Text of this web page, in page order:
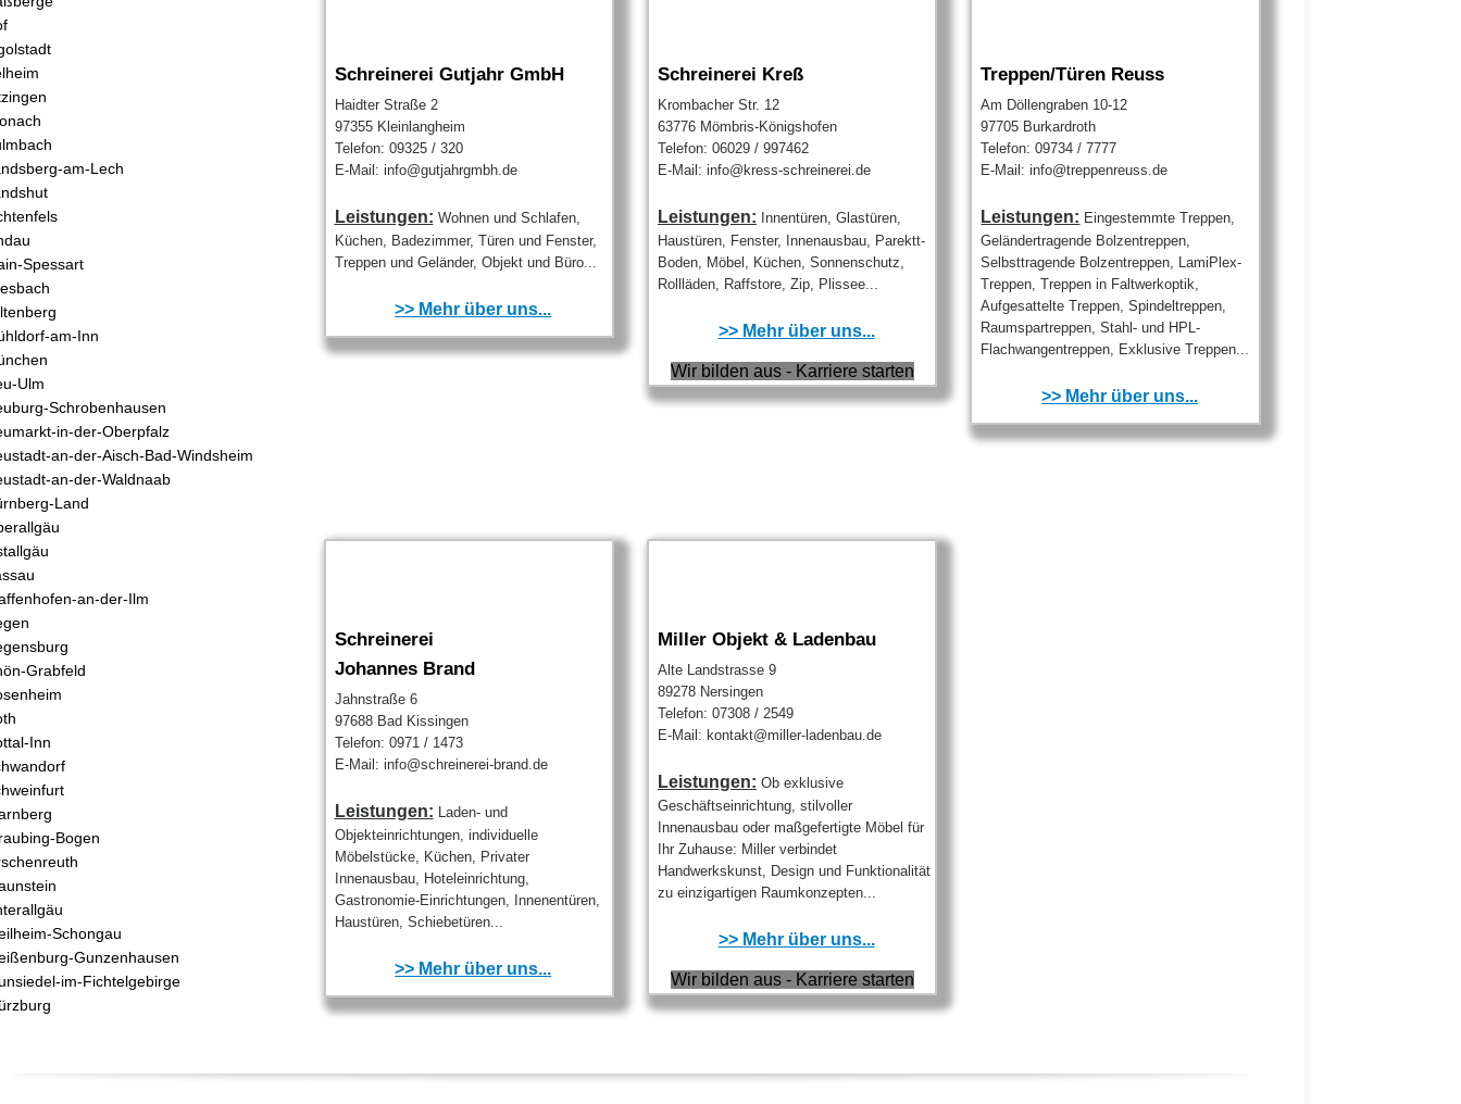
am-Lech
Spessart
am-Inn
Ulm
Schrobenhausen
in-der-Oberpfalz
an-der-Aisch-Bad-Windsheim
an-der-Waldnaab
Land
an-der-Ilm
Grabfeld
Inn
Bogen
Schongau
Gunzenhausen
im-Fichtelgebirge
Schreinerei Gutjahr GmbH
Haidter Straße 2
97355 Kleinlangheim
Telefon: 09325 / 320
E-Mail: info@gutjahrgmbh.de
Leistungen: Wohnen und Schlafen,
Küchen, Badezimmer, Türen und Fenster,
Treppen und Geländer, Objekt und Büro...
>> Mehr über uns...
Schreinerei Kreß
Krombacher Str. 12
63776 Mömbris-Königshofen
Telefon: 06029 / 997462
E-Mail: info@kress-schreinerei.de
Leistungen: Innentüren, Glastüren,
Haustüren, Fenster, Innenausbau, Parektt-
Boden, Möbel, Küchen, Sonnenschutz,
Rollläden, Raffstore, Zip, Plissee...
>> Mehr über uns...
Wir bilden aus - Karriere starten
Treppen/Türen Reuss
Am Döllengraben 10-12
97705 Burkardroth
Telefon: 09734 / 7777
E-Mail: info@treppenreuss.de
Leistungen: Eingestemmte Treppen,
Geländertragende Bolzentreppen,
Selbsttragende Bolzentreppen, LamiPlex-
Treppen, Treppen in Faltwerkoptik,
Aufgesattelte Treppen, Spindeltreppen,
Raumspartreppen, Stahl- und HPL-
Flachwangentreppen, Exklusive Treppen...
>> Mehr über uns...
Schreinerei
Johannes Brand
Jahnstraße 6
97688 Bad Kissingen
Telefon: 0971 / 1473
E-Mail: info@schreinerei-brand.de
Leistungen: Laden- und
Objekteinrichtungen, individuelle
Möbelstücke, Küchen, Privater
Innenausbau, Hoteleinrichtung,
Gastronomie-Einrichtungen, Innenentüren,
Haustüren, Schiebetüren...
>> Mehr über uns...
Miller Objekt & Ladenbau
Alte Landstrasse 9
89278 Nersingen
Telefon: 07308 / 2549
E-Mail: kontakt@miller-ladenbau.de
Leistungen: Ob exklusive
Geschäftseinrichtung, stilvoller
Innenausbau oder maßgefertigte Möbel für
Ihr Zuhause: Miller verbindet
Handwerkskunst, Design und Funktionalität
zu einzigartigen Raumkonzepten...
>> Mehr über uns...
Wir bilden aus - Karriere starten